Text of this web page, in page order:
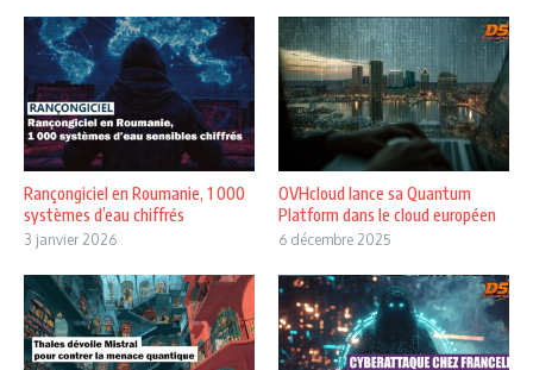
Rançongiciel en Roumanie, 1 000
systèmes d’eau chiffrés
3 janvier 2026
OVHcloud lance sa Quantum
Platform dans le cloud européen
6 décembre 2025